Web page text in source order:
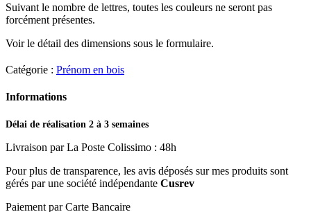
Suivant le nombre de lettres, toutes les couleurs ne seront pas
forcément présentes.
Voir le détail des dimensions sous le formulaire.
Catégorie : Prénom en bois
Informations
Délai de réalisation 2 à 3 semaines
Livraison par La Poste Colissimo : 48h
Pour plus de transparence, les avis déposés sur mes produits sont
gérés par une société indépendante Cusrev
Paiement par Carte Bancaire